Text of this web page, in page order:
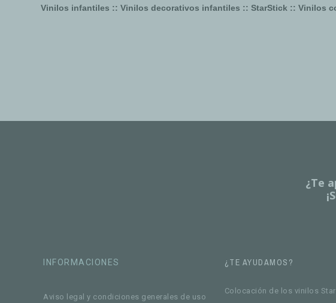
Vinilos infantiles :: Vinilos decorativos infantiles :: StarStick :: Vinilos
¿Te
INFORMACIONES
Aviso legal y condiciones generales de uso
¿TE AYUDAMOS?
Colocación de los vinilos